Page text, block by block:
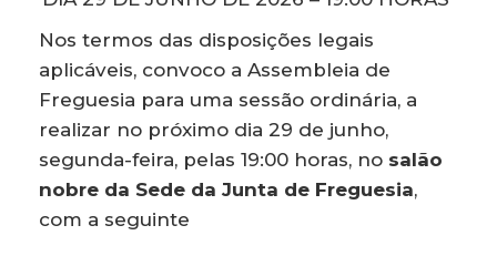
Nos termos das disposições legais
aplicáveis, convoco a Assembleia de
Freguesia para uma sessão ordinária, a
realizar no próximo dia 29 de junho,
segunda-feira, pelas 19:00 horas, no salão
nobre da Sede da Junta de Freguesia,
com a seguinte